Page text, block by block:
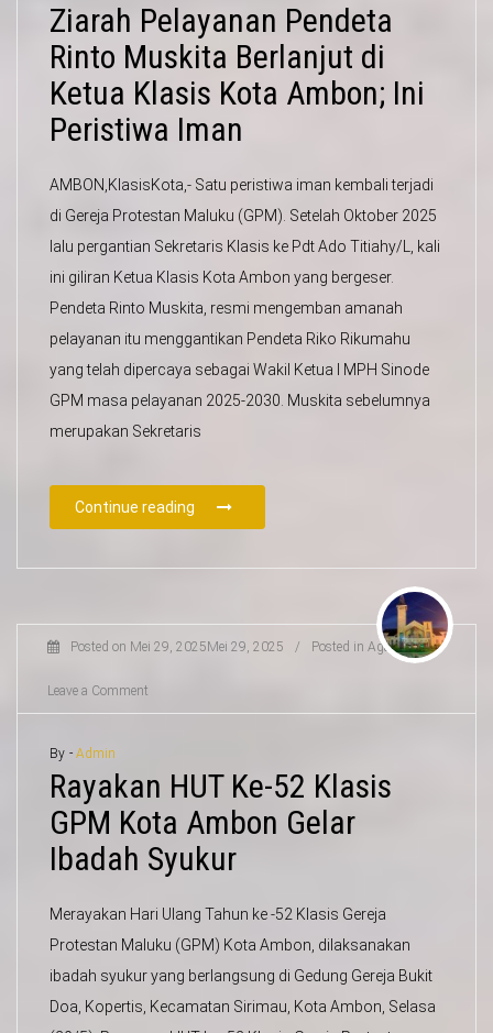
Ziarah Pelayanan Pendeta
Rinto Muskita Berlanjut di
Ketua Klasis Kota Ambon; Ini
Peristiwa Iman
AMBON,KlasisKota,- Satu peristiwa iman kembali terjadi
di Gereja Protestan Maluku (GPM). Setelah Oktober 2025
lalu pergantian Sekretaris Klasis ke Pdt Ado Titiahy/L, kali
ini giliran Ketua Klasis Kota Ambon yang bergeser.
Pendeta Rinto Muskita, resmi mengemban amanah
pelayanan itu menggantikan Pendeta Riko Rikumahu
yang telah dipercaya sebagai Wakil Ketua I MPH Sinode
GPM masa pelayanan 2025-2030. Muskita sebelumnya
merupakan Sekretaris
Continue reading
Posted on Mei 29, 2025 Mei 29, 2025 / Posted in Agama /
Leave a Comment
By - Admin
Rayakan HUT Ke-52 Klasis
GPM Kota Ambon Gelar
Ibadah Syukur
Merayakan Hari Ulang Tahun ke -52 Klasis Gereja
Protestan Maluku (GPM) Kota Ambon, dilaksanakan
ibadah syukur yang berlangsung di Gedung Gereja Bukit
Doa, Kopertis, Kecamatan Sirimau, Kota Ambon, Selasa